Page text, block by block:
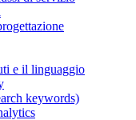
e il linguaggio
keywords)